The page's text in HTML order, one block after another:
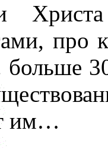
про
больше
им…